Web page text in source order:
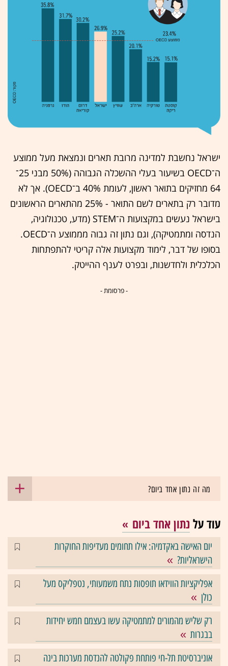
ישראל נחשבת למדינה מרובת תארים ונמצאת מעל ממוצע
ה־OECD בשיעור בעלי ההשכלה הגבוהה (50% מבני 25־
64 מחזיקים בתואר ראשון, לעומת 40% ב־OECD). אך לא
מדובר רק בתארים לשם התואר - 25% מהתארים הראשונים
בישראל נעשים במקצועות ה־STEM (מדע, טכנולוגיה,
הנדסה ומתמטיקה), וגם נתון זה גבוה מממוצע ה־OECD.
בסופו של דבר, לימוד מקצועות אלה קריטי להתפתחות
הכלכלית ולחדשנות, ובפרט לענף ההייטק.
- פרסומת -
מה זה נתון אחד ביום?
עוד עלנתון אחד ביום
יום האישה באקדמיה: אילו תחומים מעדיפות החוקרות
הישראליות?
אפליקציות הווידאו תופסות נתח משמעותי, נטפליקס מעל
כולן
רק שליש מהמורים למתמטיקה עשו בעצמם חמש יחידות
בבגרות
אוניברסיטת תל-חי פותחת פקולטה להנדסת מערכות בינה